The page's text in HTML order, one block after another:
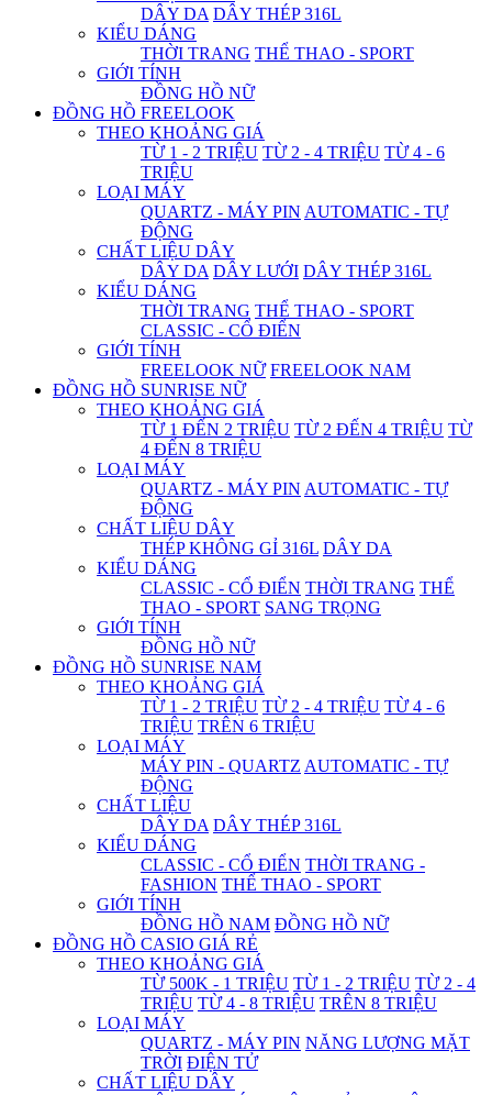
DÂY DA DÂY THÉP 316L
KIỂU DÁNG
THỜI TRANG THỂ THAO - SPORT
GIỚI TÍNH
ĐỒNG HỒ NỮ
ĐỒNG HỒ FREELOOK
THEO KHOẢNG GIÁ
TỪ 1 - 2 TRIỆU TỪ 2 - 4 TRIỆU TỪ 4 - 6
TRIỆU
LOẠI MÁY
QUARTZ - MÁY PIN AUTOMATIC - TỰ
ĐỘNG
CHẤT LIỆU DÂY
DÂY DA DÂY LƯỚI DÂY THÉP 316L
KIỂU DÁNG
THỜI TRANG THỂ THAO - SPORT
CLASSIC - CỔ ĐIỂN
GIỚI TÍNH
FREELOOK NỮ FREELOOK NAM
ĐỒNG HỒ SUNRISE NỮ
THEO KHOẢNG GIÁ
TỪ 1 ĐẾN 2 TRIỆU TỪ 2 ĐẾN 4 TRIỆU TỪ
4 ĐẾN 8 TRIỆU
LOẠI MÁY
QUARTZ - MÁY PIN AUTOMATIC - TỰ
ĐỘNG
CHẤT LIỆU DÂY
THÉP KHÔNG GỈ 316L DÂY DA
KIỂU DÁNG
CLASSIC - CỔ ĐIỂN THỜI TRANG THỂ
THAO - SPORT SANG TRỌNG
GIỚI TÍNH
ĐỒNG HỒ NỮ
ĐỒNG HỒ SUNRISE NAM
THEO KHOẢNG GIÁ
TỪ 1 - 2 TRIỆU TỪ 2 - 4 TRIỆU TỪ 4 - 6
TRIỆU TRÊN 6 TRIỆU
LOẠI MÁY
MÁY PIN - QUARTZ AUTOMATIC - TỰ
ĐỘNG
CHẤT LIỆU
DÂY DA DÂY THÉP 316L
KIỂU DÁNG
CLASSIC - CỔ ĐIỂN THỜI TRANG -
FASHION THỂ THAO - SPORT
GIỚI TÍNH
ĐỒNG HỒ NAM ĐỒNG HỒ NỮ
ĐỒNG HỒ CASIO GIÁ RẺ
THEO KHOẢNG GIÁ
TỪ 500K - 1 TRIỆU TỪ 1 - 2 TRIỆU TỪ 2 - 4
TRIỆU TỪ 4 - 8 TRIỆU TRÊN 8 TRIỆU
LOẠI MÁY
QUARTZ - MÁY PIN NĂNG LƯỢNG MẶT
TRỜI ĐIỆN TỬ
CHẤT LIỆU DÂY